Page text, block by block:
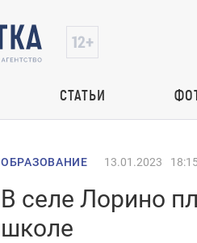
СТАТЬИ
ОБРАЗОВАНИЕ 13.01.2023
В селе Лорино
школе